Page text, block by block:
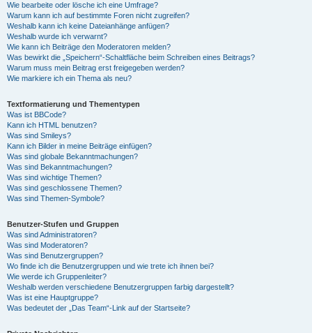
Wie bearbeite oder lösche ich eine Umfrage?
Warum kann ich auf bestimmte Foren nicht zugreifen?
Weshalb kann ich keine Dateianhänge anfügen?
Weshalb wurde ich verwarnt?
Wie kann ich Beiträge den Moderatoren melden?
Was bewirkt die „Speichern“-Schaltfläche beim Schreiben eines Beitrags?
Warum muss mein Beitrag erst freigegeben werden?
Wie markiere ich ein Thema als neu?
Textformatierung und Thementypen
Was ist BBCode?
Kann ich HTML benutzen?
Was sind Smileys?
Kann ich Bilder in meine Beiträge einfügen?
Was sind globale Bekanntmachungen?
Was sind Bekanntmachungen?
Was sind wichtige Themen?
Was sind geschlossene Themen?
Was sind Themen-Symbole?
Benutzer-Stufen und Gruppen
Was sind Administratoren?
Was sind Moderatoren?
Was sind Benutzergruppen?
Wo finde ich die Benutzergruppen und wie trete ich ihnen bei?
Wie werde ich Gruppenleiter?
Weshalb werden verschiedene Benutzergruppen farbig dargestellt?
Was ist eine Hauptgruppe?
Was bedeutet der „Das Team“-Link auf der Startseite?